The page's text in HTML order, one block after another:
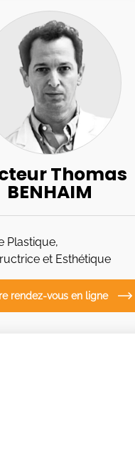
Thomas
BENHAIM
Plastique,
et Esthétique
rendez-vous en ligne